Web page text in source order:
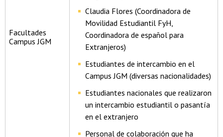
Facultades
Campus JGM
Claudia Flores (Coordinadora de
Movilidad Estudiantil FyH,
Coordinadora de español para
Extranjeros)
Estudiantes de intercambio en el
Campus JGM (diversas nacionalidades)
Estudiantes nacionales que realizaron
un intercambio estudiantil o pasantía
en el extranjero
Personal de colaboración que ha